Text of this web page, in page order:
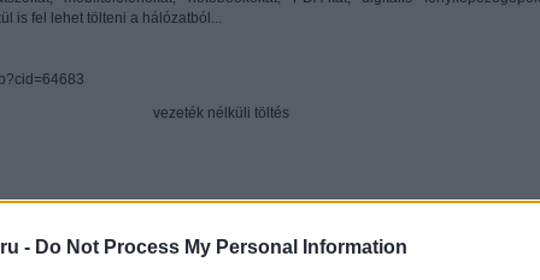
- Do Not Process My Personal Information
is fel lehet tölteni a hálózatból...
aksi android apple bluetooth